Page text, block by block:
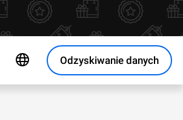
Odzyskiwanie danych